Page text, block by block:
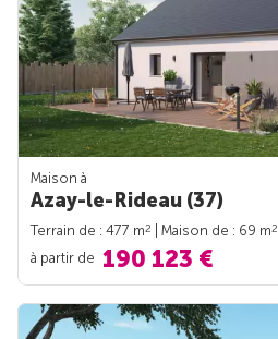
Maison à
Azay-le-Rideau (37)
Terrain de : 477 m2 | Maison de : 69 m2
à partir de 190 123 €